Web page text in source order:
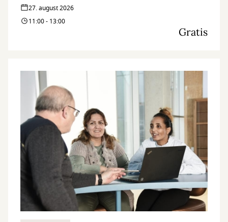
Så kom og vær med til Fars Legestue!
27. august 2026
11:00 - 13:00
Gratis